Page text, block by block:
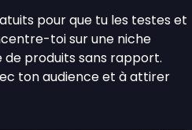
pour que tu les testes et
toi sur une niche
produits sans rapport.
ton audience et à attirer